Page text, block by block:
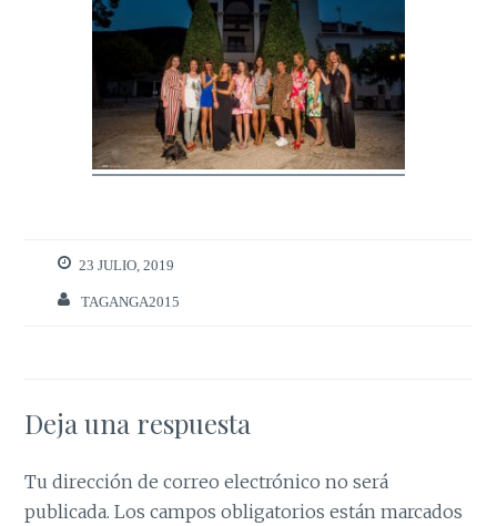
23 JULIO, 2019
TAGANGA2015
Deja una respuesta
Tu dirección de correo electrónico no será
publicada. Los campos obligatorios están marcados